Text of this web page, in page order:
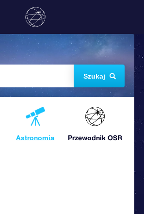
Szukaj
Astronomia Przewodnik OSR